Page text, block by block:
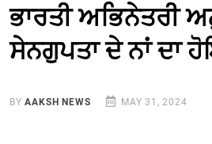
ਭਾਰਤੀ
ਸੇਨਗੁਪਤਾ ਦੇ ਨਾਂ ਦਾ
BYAAKSH NEWS MAY 31, 2024